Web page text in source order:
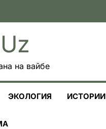
на вайбе
ЭКОЛОГИЯ ИСТОРИИ